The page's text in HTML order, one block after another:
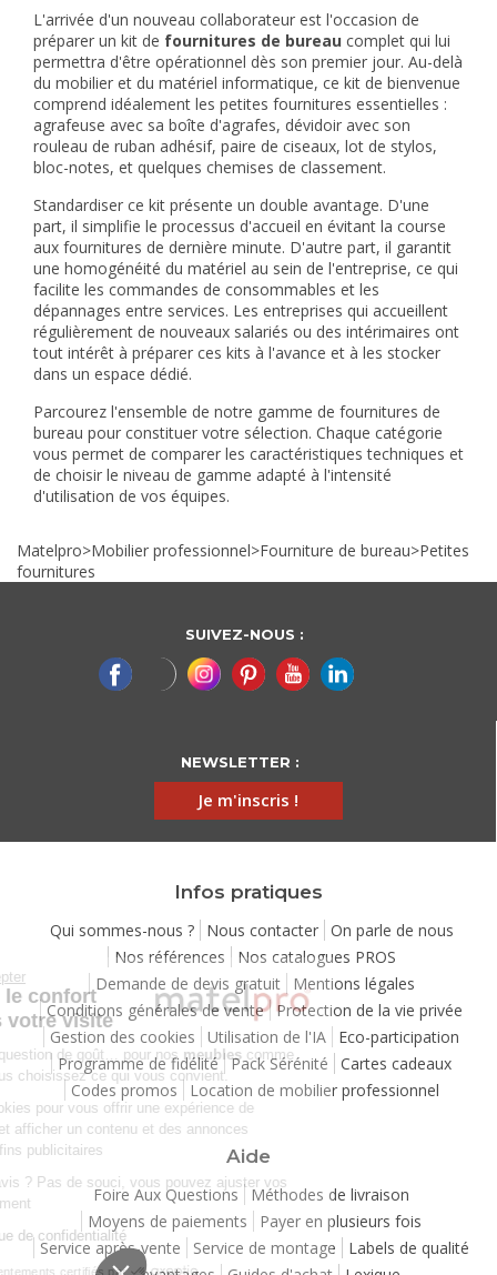
L'arrivée d'un nouveau collaborateur est l'occasion de
préparer un kit de fournitures de bureau complet qui lui
permettra d'être opérationnel dès son premier jour. Au-delà
du mobilier et du matériel informatique, ce kit de bienvenue
comprend idéalement les petites fournitures essentielles :
agrafeuse avec sa boîte d'agrafes, dévidoir avec son
rouleau de ruban adhésif, paire de ciseaux, lot de stylos,
bloc-notes, et quelques chemises de classement.
Standardiser ce kit présente un double avantage. D'une
part, il simplifie le processus d'accueil en évitant la course
aux fournitures de dernière minute. D'autre part, il garantit
une homogénéité du matériel au sein de l'entreprise, ce qui
facilite les commandes de consommables et les
dépannages entre services. Les entreprises qui accueillent
régulièrement de nouveaux salariés ou des intérimaires ont
tout intérêt à préparer ces kits à l'avance et à les stocker
dans un espace dédié.
Parcourez l'ensemble de notre gamme de fournitures de
bureau pour constituer votre sélection. Chaque catégorie
vous permet de comparer les caractéristiques techniques et
de choisir le niveau de gamme adapté à l'intensité
d'utilisation de vos équipes.
Matelpro>Mobilier professionnel>Fourniture de bureau>Petites
fournitures
SUIVEZ-NOUS :
NEWSLETTER :
Je m'inscris !
Infos pratiques
Qui sommes-nous ? Nous contacter
On parle de nous
Nos références
Nos catalogues PROS
Demande de devis gratuit
Mentions légales
Conditions générales de vente Protection de la vie privée
Gestion des cookies
Utilisation de l'IA
Eco-participation
Programme de fidélité Pack Sérénité
Cartes cadeaux
Codes promos
Location de mobilier professionnel
Aide
Foire Aux Questions Méthodes de livraison
Moyens de paiements
Payer en plusieurs fois
Service après-vente
Service de montage
Labels de qualité
Continuer sans accepter
Chez Matelpro, le confort
commence dès votre visite
Leconfort, c'est une question de goût… pour nosmeubles
comme
pour nos cookies ! Vous choisissez ce qui vous convient.
Nous utilisons des cookies pour vous offrir une expérience de
navigation moelleuse et afficher un contenu et des annonces
personnalisées à des fins publicitaires
Besoin de changer d’avis ? Pas de souci, vous pouvez ajuster vos
préférences à tout moment
Consulter notre politique de confidentialité
Consentements certifiés par